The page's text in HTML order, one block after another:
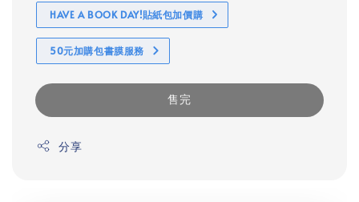
HAVE A BOOK DAY!貼紙包加價購
50元加購包書膜服務
售完
分享